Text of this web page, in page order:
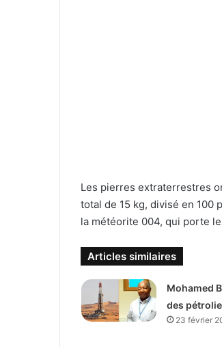
Les pierres extraterrestres
total de 15 kg, divisé en 100
la météorite 004, qui porte
Articles similaires
Mohamed
des
23 février